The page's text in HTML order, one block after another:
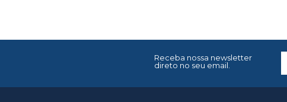
Receba nossa newsletter
direto no seu email.